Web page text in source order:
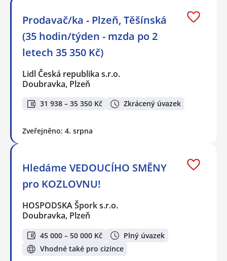
Prodavač/ka - Plzeň, Těšínská
(35 hodin/týden - mzda po 2
letech 35 350 Kč)
Lidl Česká republika s.r.o.
Doubravka, Plzeň
31 938 – 35 350 Kč Zkrácený úvazek
Zveřejněno: 4. srpna
Hledáme VEDOUCÍHO SMĚNY
pro KOZLOVNU!
HOSPODSKA Špork s.r.o.
Doubravka, Plzeň
45 000 – 50 000 Kč
Plný úvazek
Vhodné také pro cizince